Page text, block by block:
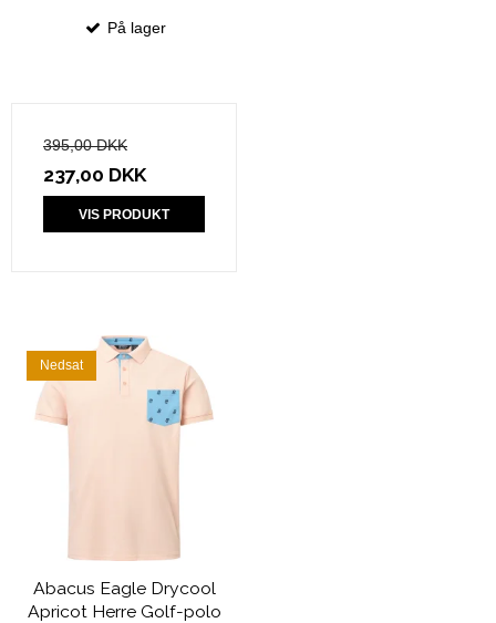
På lager
395,00 DKK
237,00 DKK
VIS PRODUKT
Nedsat
Abacus Eagle Drycool
Apricot Herre Golf-polo